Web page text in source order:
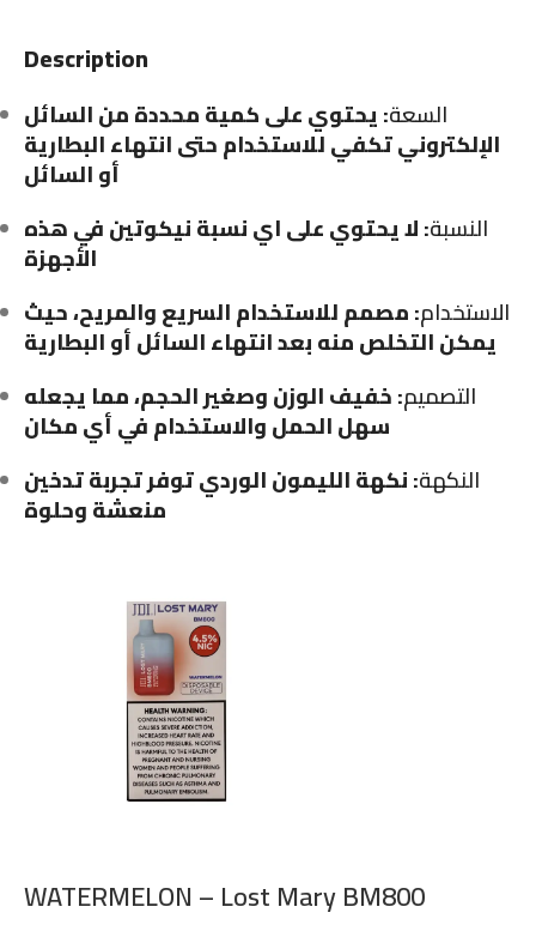
Description
السعة: يحتوي على كمية محددة من السائل
الإلكتروني تكفي للاستخدام حتى انتهاء البطارية
أو السائل
النسبة: لا يحتوي على اي نسبة نيكوتين في هذه
الأجهزة
الاستخدام: مصمم للاستخدام السريع والمريح، حيث
يمكن التخلص منه بعد انتهاء السائل أو البطارية
التصميم: خفيف الوزن وصغير الحجم، مما يجعله
سهل الحمل والاستخدام في أي مكان
النكهة: نكهة الليمون الوردي توفر تجربة تدخين
منعشة وحلوة
WATERMELON – Lost Mary BM800